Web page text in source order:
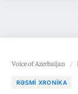
Voice of Azerbaijan /
RƏSMI XRONIKA